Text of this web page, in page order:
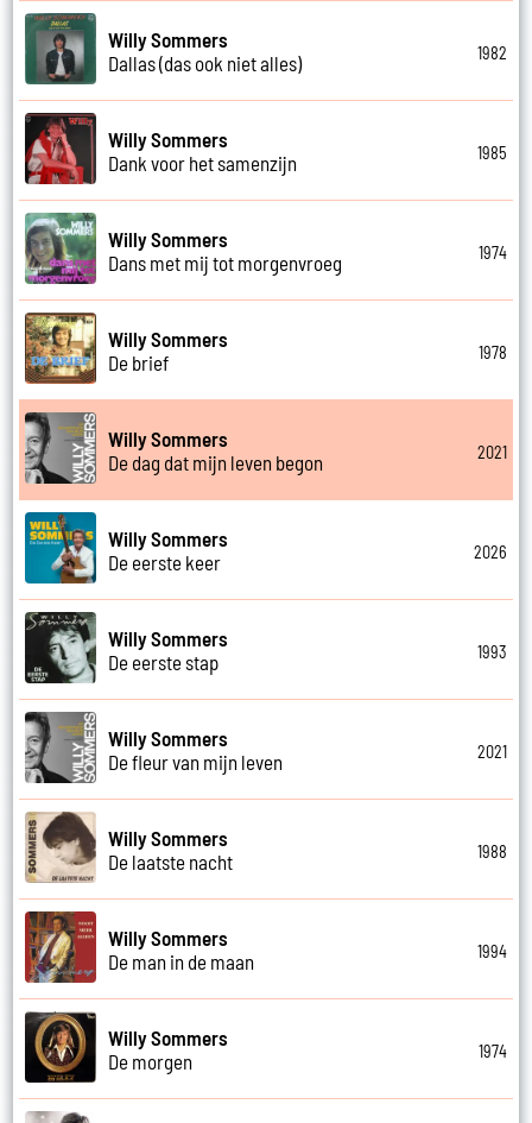
Willy Sommers
Dallas (das ook niet alles)
1982
Willy Sommers
Dank voor het samenzijn
1985
Willy Sommers
Dans met mij tot morgenvroeg
1974
Willy Sommers
De brief
1978
Willy Sommers
De dag dat mijn leven begon
2021
Willy Sommers
De eerste keer
2026
Willy Sommers
De eerste stap
1993
Willy Sommers
De fleur van mijn leven
2021
Willy Sommers
De laatste nacht
1988
Willy Sommers
De man in de maan
1994
Willy Sommers
De morgen
1974